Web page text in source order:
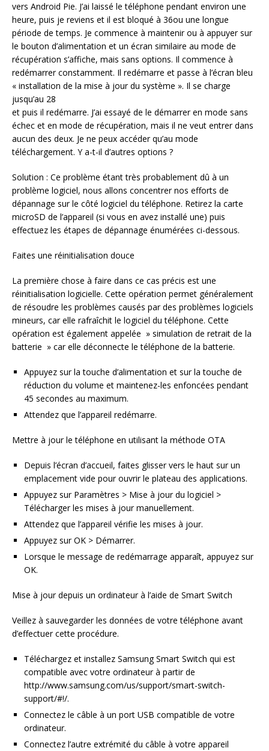
vers Android Pie. J’ai laissé le téléphone pendant environ une
heure, puis je reviens et il est bloqué à 36ou une longue
période de temps. Je commence à maintenir ou à appuyer sur
le bouton d’alimentation et un écran similaire au mode de
récupération s’affiche, mais sans options. Il commence à
redémarrer constamment. Il redémarre et passe à l’écran bleu
« installation de la mise à jour du système ». Il se charge
jusqu’au 28
et puis il redémarre. J’ai essayé de le démarrer en mode sans
échec et en mode de récupération, mais il ne veut entrer dans
aucun des deux. Je ne peux accéder qu’au mode
téléchargement. Y a-t-il d’autres options ?
Solution : Ce problème étant très probablement dû à un
problème logiciel, nous allons concentrer nos efforts de
dépannage sur le côté logiciel du téléphone. Retirez la carte
microSD de l’appareil (si vous en avez installé une) puis
effectuez les étapes de dépannage énumérées ci-dessous.
Faites une réinitialisation douce
La première chose à faire dans ce cas précis est une
réinitialisation logicielle. Cette opération permet généralement
de résoudre les problèmes causés par des problèmes logiciels
mineurs, car elle rafraîchit le logiciel du téléphone. Cette
opération est également appelée » simulation de retrait de la
batterie » car elle déconnecte le téléphone de la batterie.
Appuyez sur la touche d’alimentation et sur la touche de
réduction du volume et maintenez-les enfoncées pendant
45 secondes au maximum.
Attendez que l’appareil redémarre.
Mettre à jour le téléphone en utilisant la méthode OTA
Depuis l’écran d’accueil, faites glisser vers le haut sur un
emplacement vide pour ouvrir le plateau des applications.
Appuyez sur Paramètres > Mise à jour du logiciel >
Télécharger les mises à jour manuellement.
Attendez que l’appareil vérifie les mises à jour.
Appuyez sur OK > Démarrer.
Lorsque le message de redémarrage apparaît, appuyez sur
OK.
Mise à jour depuis un ordinateur à l’aide de Smart Switch
Veillez à sauvegarder les données de votre téléphone avant
d’effectuer cette procédure.
Téléchargez et installez Samsung Smart Switch qui est
compatible avec votre ordinateur à partir de
http://www.samsung.com/us/support/smart-switch-
support/#!/.
Connectez le câble à un port USB compatible de votre
ordinateur.
Connectez l’autre extrémité du câble à votre appareil